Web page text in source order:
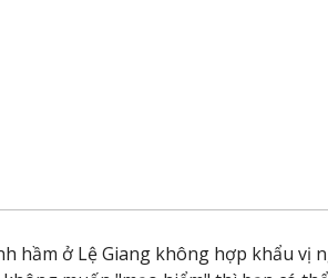
hầm ở Lệ Giang không hợp khẩu vị